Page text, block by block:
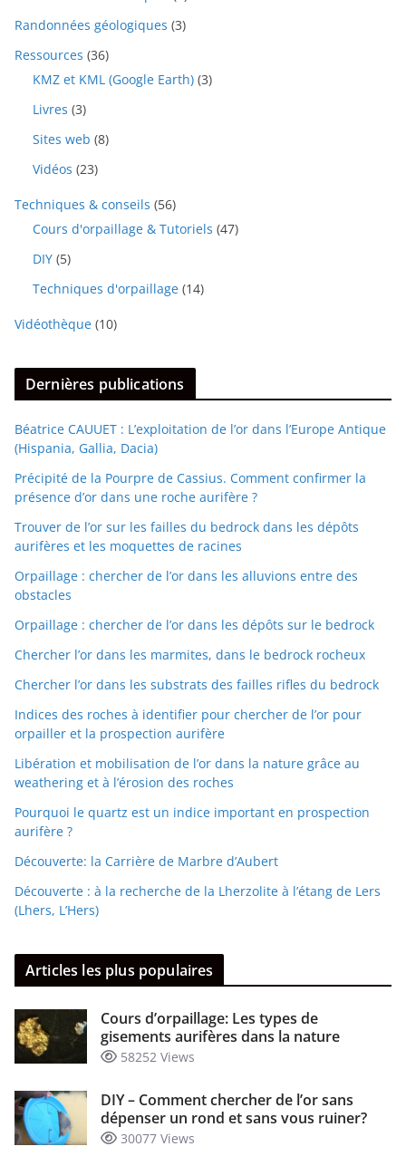
Randonnées géologiques (3)
Ressources (36)
KMZ et KML (Google Earth) (3)
Livres (3)
Sites web (8)
Vidéos (23)
Techniques & conseils (56)
Cours d'orpaillage & Tutoriels (47)
DIY (5)
Techniques d'orpaillage (14)
Vidéothèque (10)
Dernières publications
Béatrice CAUUET : L’exploitation de l’or dans l’Europe Antique
(Hispania, Gallia, Dacia)
Précipité de la Pourpre de Cassius. Comment confirmer la
présence d’or dans une roche aurifère ?
Trouver de l’or sur les failles du bedrock dans les dépôts
aurifères et les moquettes de racines
Orpaillage : chercher de l’or dans les alluvions entre des
obstacles
Orpaillage : chercher de l’or dans les dépôts sur le bedrock
Chercher l’or dans les marmites, dans le bedrock rocheux
Chercher l’or dans les substrats des failles rifles du bedrock
Indices des roches à identifier pour chercher de l’or pour
orpailler et la prospection aurifère
Libération et mobilisation de l’or dans la nature grâce au
weathering et à l’érosion des roches
Pourquoi le quartz est un indice important en prospection
aurifère ?
Découverte: la Carrière de Marbre d’Aubert
Découverte : à la recherche de la Lherzolite à l’étang de Lers
(Lhers, L’Hers)
Articles les plus populaires
Cours d’orpaillage: Les types de
gisements aurifères dans la nature
58252 Views
DIY – Comment chercher de l’or sans
dépenser un rond et sans vous ruiner?
30077 Views